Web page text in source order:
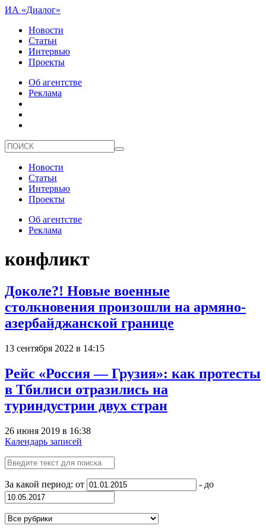
ИА «Диалог»
Новости
Статьи
Интервью
Проекты
Об агентстве
Реклама
Новости
Статьи
Интервью
Проекты
Об агентстве
Реклама
конфликт
Доколе?! Новые военные
столкновения произошли на армяно-
азербайджанской границе
13 сентября 2022 в 14:15
Рейс «Россия — Грузия»: как протесты
в Тбилиси отразились на
туриндустрии двух стран
26 июня 2019 в 16:38
Календарь записей
За какой период: от - до